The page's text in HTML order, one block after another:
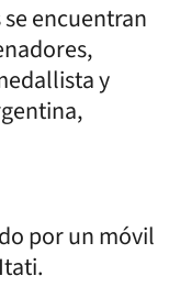
encuentran
y
por un móvil